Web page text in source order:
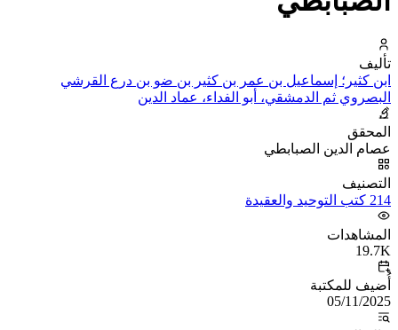
تأليف
ابن كثير؛ إسماعيل بن عمر بن كثير بن ضو بن درع القرشي
البصروي ثم الدمشقي، أبو الفداء، عماد الدين
المحقق
عصام الدين الصبابطي
التصنيف
214 كتب التوحيد والعقيدة
المشاهدات
19.7K
أُضيف للمكتبة
05/11/2025